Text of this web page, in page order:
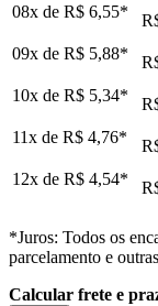
08x de R$ 6,55*
09x de R$ 5,88*
10x de R$ 5,34*
11x de R$ 4,76*
12x de R$ 4,54*
*Juros: Todos os
parcelamento e
Calcular frete e